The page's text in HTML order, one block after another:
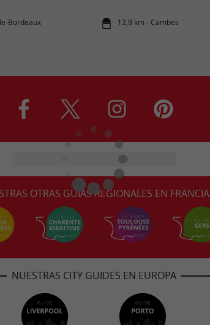
Bordeaux 12,9 km - Cambes
OTRAS GUÍAS REGIONALES EN FRANCIA
NUESTRAS CITY GUIDES EN EUROPA